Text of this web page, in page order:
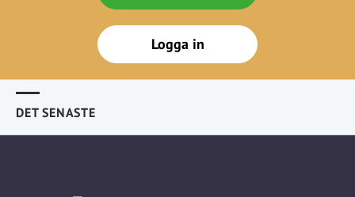
Logga in
DET SENASTE